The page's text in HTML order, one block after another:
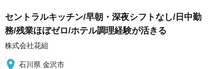
セントラルキッチン/早朝・深夜シフトなし/日中勤
務/残業ほぼゼロ/ホテル調理経験が活きる
株式会社花組
石川県 金沢市